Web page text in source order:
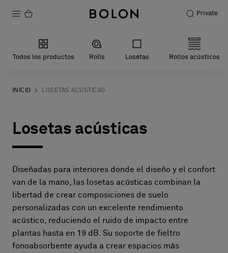
Private
Productos
Sostenibilidad
Colaboraciones con diseñadores
Historias
FAQ
Sobre nosotros
Contáctanos
Todos los productos Rolls Losetas Rollos acústicos
INICIO LOSETAS ACÚSTICAS
Losetas acústicas
Diseñadas para interiores donde el diseño y el confort
van de la mano, las losetas acústicas combinan la
libertad de crear composiciones de suelo
personalizadas con un excelente rendimiento
acústico, reduciendo el ruido de impacto entre
plantas hasta en 19 dB. Su soporte de fieltro
fonoabsorbente ayuda a crear espacios más